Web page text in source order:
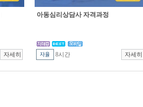
아동심리상담사 자격과정
8시간